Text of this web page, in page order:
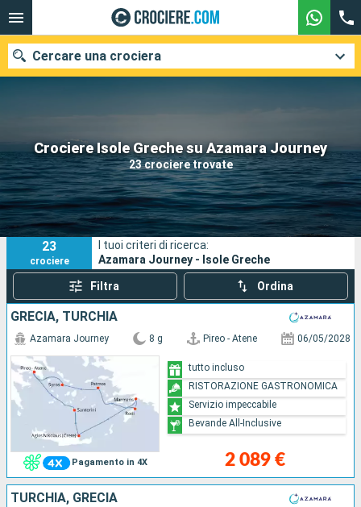
Crociere Isole Greche su Azamara Journey
23 crociere trovate
Cercare una crociera
Le nostre destinazioni
Mesi di partenza
Porti Compagnie
Ricerca
23
crociere
I tuoi criteri di ricerca:
Azamara Journey - Isole Greche
Filtra Ordina
GRECIA, TURCHIA
Pagamento in 4X
Azamara Journey 8 g Pireo - Atene 06/05/2028
2 089 €
tutto incluso
RISTORAZIONE GASTRONOMICA
Servizio impeccabile
Bevande All-Inclusive
TURCHIA, GRECIA